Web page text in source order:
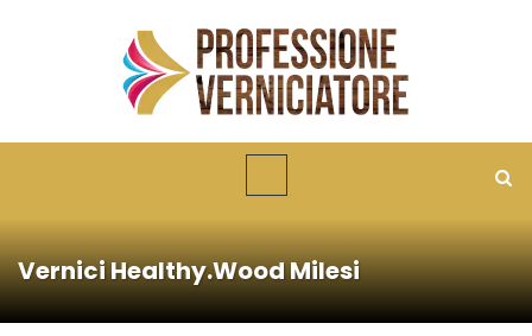
Vernici Healthy.Wood Milesi